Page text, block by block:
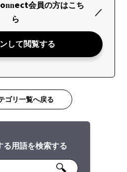
会員の方はこち
ら
して閲覧する
ゴリ一覧へ戻る
る用語を検索する